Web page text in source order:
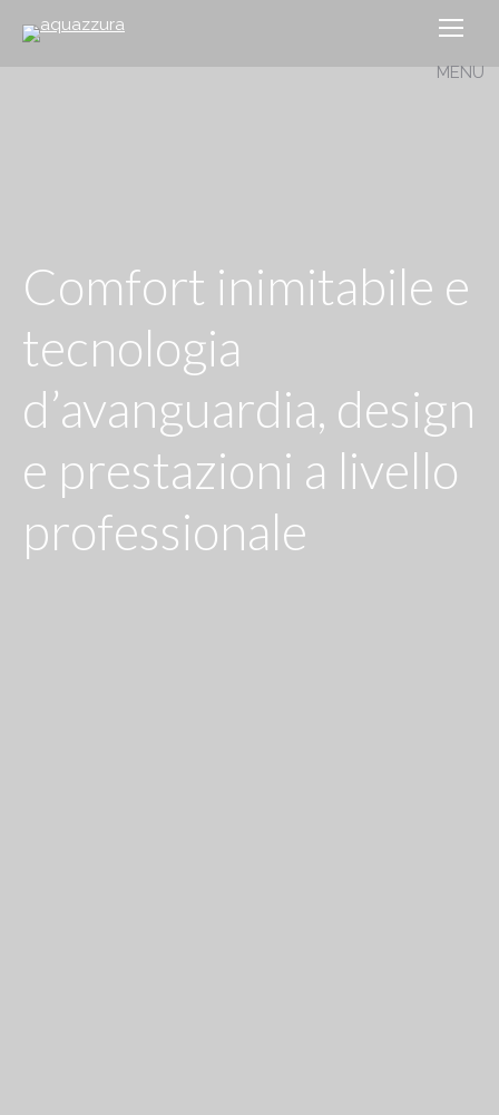
Comfort inimitabile e
tecnologia
d’avanguardia, design
e prestazioni a livello
professionale